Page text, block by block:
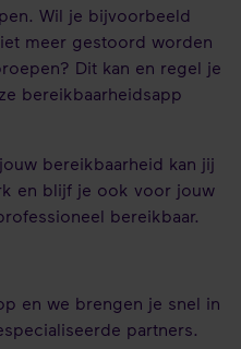
Wil je bijvoorbeeld
meer gestoord worden
Dit kan en regel je
bereikbaarheidsapp
bereikbaarheid kan jij
en blijf je ook voor jouw
bereikbaar.
en we brengen je snel in
partners.